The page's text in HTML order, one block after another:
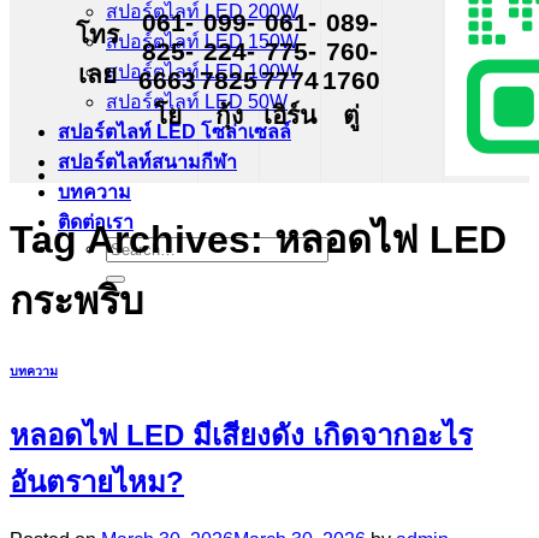
สปอร์ตไลท์ LED 200W
สปอร์ตไลท์ LED 150W
สปอร์ตไลท์ LED 100W
สปอร์ตไลท์ LED 50W
สปอร์ตไลท์ LED โซล่าเซลล์
สปอร์ตไลท์สนามกีฬา
บทความ
ติดต่อเรา
Search
for:
โทร
เลย
061-
825-
6663
โย
099-
224-
7825
กุ้ง
061-
775-
7774
เอิร์น
089-
760-
1760
ตู่
Tag Archives:หลอดไฟ LED
กระพริบ
บทความ
หลอดไฟ LED มีเสียงดัง เกิดจากอะไร
อันตรายไหม?